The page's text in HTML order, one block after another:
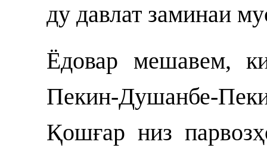
ду давлат заминаи
Ёдовар мешавем,
Пекин-Душанбе-
Қошғар низ